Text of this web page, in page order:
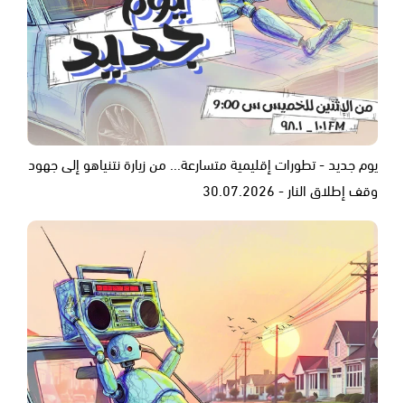
يوم جديد - تطورات إقليمية متسارعة... من زيارة نتنياهو إلى جهود
وقف إطلاق النار - 30.07.2026